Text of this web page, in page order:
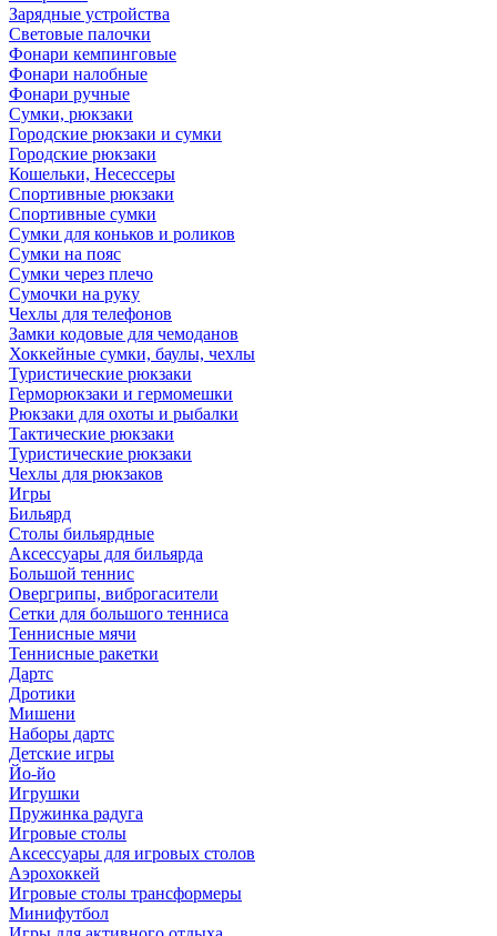
Зарядные устройства
Световые палочки
Фонари кемпинговые
Фонари налобные
Фонари ручные
Сумки, рюкзаки
Городские рюкзаки и сумки
Городские рюкзаки
Кошельки, Несессеры
Спортивные рюкзаки
Спортивные сумки
Сумки для коньков и роликов
Сумки на пояс
Сумки через плечо
Сумочки на руку
Чехлы для телефонов
Замки кодовые для чемоданов
Хоккейные сумки, баулы, чехлы
Туристические рюкзаки
Герморюкзаки и гермомешки
Рюкзаки для охоты и рыбалки
Тактические рюкзаки
Туристические рюкзаки
Чехлы для рюкзаков
Игры
Бильярд
Столы бильярдные
Аксессуары для бильярда
Большой теннис
Овергрипы, виброгасители
Сетки для большого тенниса
Теннисные мячи
Теннисные ракетки
Дартс
Дротики
Мишени
Наборы дартс
Детские игры
Йо-йо
Игрушки
Пружинка радуга
Игровые столы
Аксессуары для игровых столов
Аэрохоккей
Игровые столы трансформеры
Минифутбол